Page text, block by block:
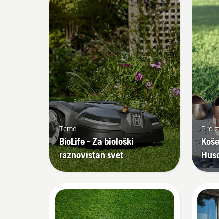
Teme
BioLife - Za biološki
raznovrstan svet